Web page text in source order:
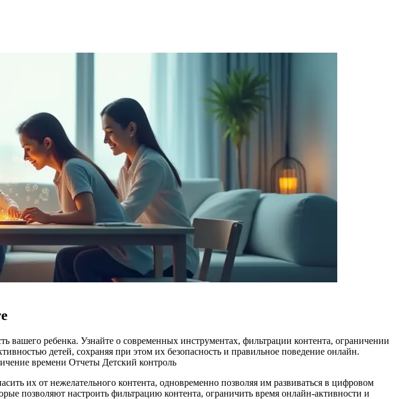
вашего ребенка. Узнайте о современных инструментах, фильтрации контента, ограничении
детей, сохраняя при этом их безопасность и правильное поведение онлайн.
времени Отчеты Детский контроль
их от нежелательного контента, одновременно позволяя им развиваться в цифровом
позволяют настроить фильтрацию контента, ограничить время онлайн‑активности и